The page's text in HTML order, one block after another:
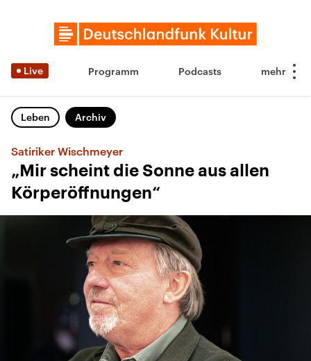
Live Programm Podcasts
Leben Archiv
Satiriker Wischmeyer
„Mir scheint die Sonne aus allen
Körperöffnungen“